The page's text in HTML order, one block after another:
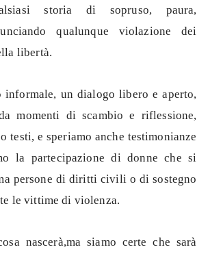
storia di sopruso, paura,
qualunque violazione dei
libertà.
informale, un dialogo libero e aperto,
momenti di scambio e riflessione,
testi, e speriamo anche testimonianze
la partecipazione di donne che si
persone di diritti civili o di sostegno
le vittime di violenza.
nascerà,ma siamo certe che sarà